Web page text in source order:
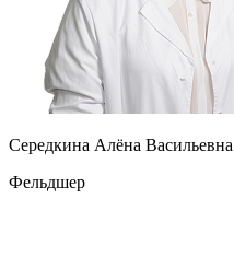
Середкина Алёна Васильевна
Фельдшер